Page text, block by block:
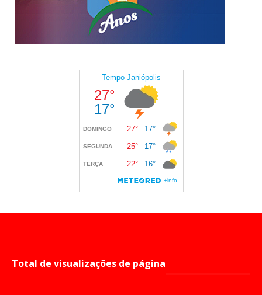
Total de visualizações de página